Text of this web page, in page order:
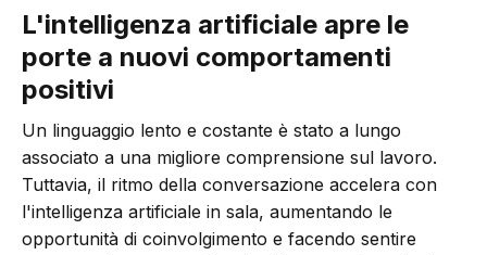
L'intelligenza artificiale apre le
porte a nuovi comportamenti
positivi
Un linguaggio lento e costante è stato a lungo
associato a una migliore comprensione sul lavoro.
Tuttavia, il ritmo della conversazione accelera con
l'intelligenza artificiale in sala, aumentando le
opportunità di coinvolgimento e facendo sentire